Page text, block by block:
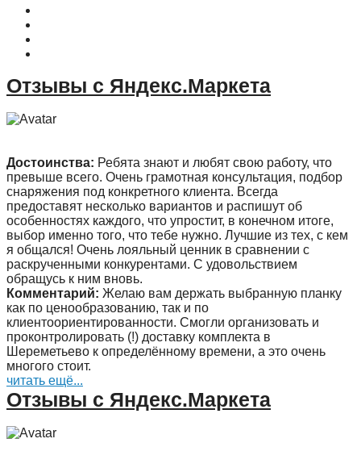
Отзывы с Яндекс.Маркета
Достоинства: Ребята знают и любят свою работу, что
превыше всего. Очень грамотная консультация, подбор
снаряжения под конкретного клиента. Всегда
предоставят несколько вариантов и распишут об
особенностях каждого, что упростит, в конечном итоге,
выбор именно того, что тебе нужно. Лучшие из тех, с кем
я общался! Очень лояльный ценник в сравнении с
раскрученными конкурентами. С удовольствием
обращусь к ним вновь.
Комментарий: Желаю вам держать выбранную планку
как по ценообразованию, так и по
клиентоориентированности. Смогли организовать и
проконтролировать (!) доставку комплекта в
Шереметьево к определённому времени, а это очень
многого стоит.
читать ещё...
Отзывы с Яндекс.Маркета